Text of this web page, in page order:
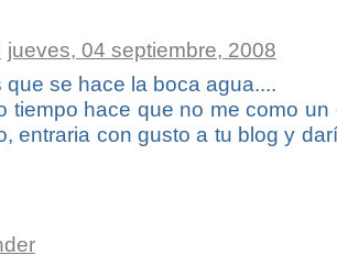
jueves, 04 septiembre, 2008
que se hace la boca agua....
tiempo hace que no me como
entraria con gusto a tu blog y